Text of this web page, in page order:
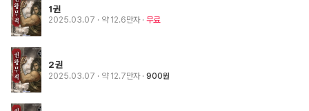
1권
2025.03.07 · 약 12.6만자 무료
2권
2025.03.07 · 약 12.7만자 900원